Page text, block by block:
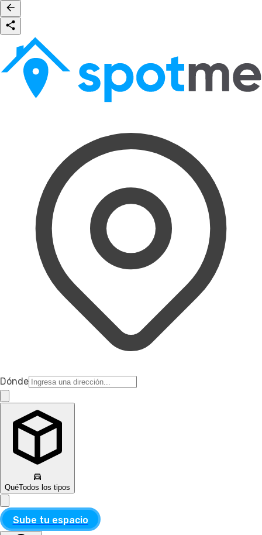
Dónde
QuéTodos los tipos
Sube tu espacio